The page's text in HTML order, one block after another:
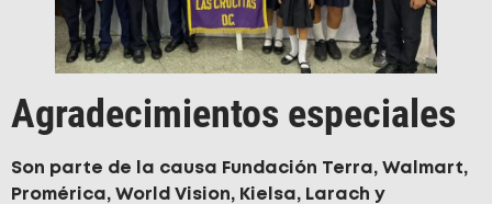
Agradecimientos especiales
Son parte de la causa Fundación Terra, Walmart,
Promérica, World Vision, Kielsa, Larach y